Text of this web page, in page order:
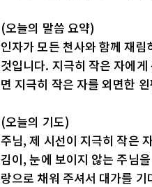
(오늘의 말씀 요약)
인자가 모든 천사와 함께 재
것입니다. 지극히 작은 자에
면 지극히 작은 자를 외면한
(오늘의 기도)
주님, 제 시선이 지극히 작은
김이, 눈에 보이지 않는 주님
랑으로 채워 주셔서 대가를